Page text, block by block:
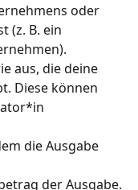
oder
(z. B. ein
aus, die deine
Diese können
die Ausgabe
der Ausgabe.